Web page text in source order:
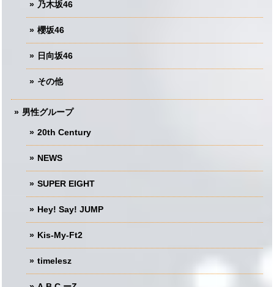
乃木坂46
櫻坂46
日向坂46
その他
男性グループ
20th Century
NEWS
SUPER EIGHT
Hey! Say! JUMP
Kis-My-Ft2
timelesz